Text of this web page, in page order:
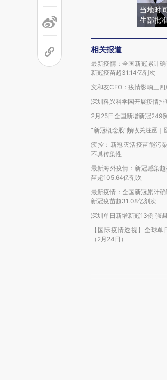
当地时
生部批
相关报道
最新疫情：全国新冠累计
新冠疫苗超31.14亿剂次
文和友CEO：疫情影响三
深圳科兴科学园开展疫情
2月25日全国新增新冠249
“新冠概念股”频收关注函｜
疾控：新冠灭活疫苗能污
不具传染性
最新海外疫情：新冠感染
苗超105.64亿剂次
最新疫情：全国新冠累计
新冠疫苗超31.08亿剂次
深圳单日新增新冠13例 强
【国际疫情透视】全球
（2月24日）